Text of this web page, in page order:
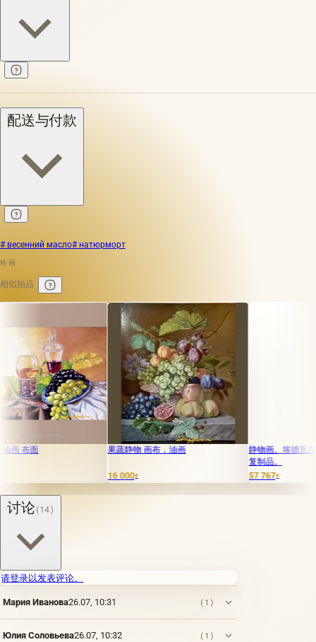
配送与付款
# весенний масло# натюрморт
绘画
相似拍品
果蔬静物 画布，油画
静物画。埃德瓦尔德·拉
复制品。
讨论(14)
请登录以发表评论。
Мария Иванова26.07, 10:31 (1)
Юлия Соловьева26.07, 10:32 (1)